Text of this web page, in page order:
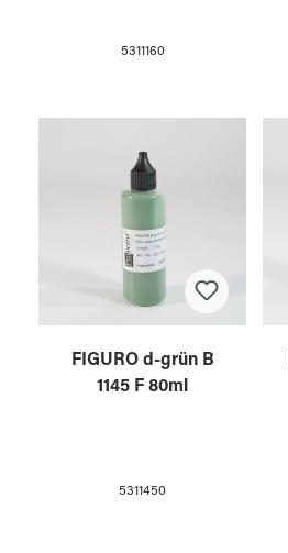
5311160
FIGURO d-grün B
1145 F 80ml
5311450